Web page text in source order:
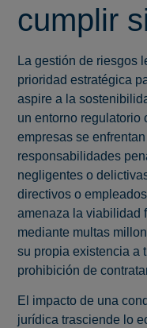
cumplir
La gestión de riesgos
prioridad estratégica
aspire a la
un entorno regulatorio
empresas se
responsabilidades
negligentes o
directivos o
amenaza la viabilidad
mediante multas
su propia existencia a
prohibición de
El impacto de una
jurídica trasciende lo